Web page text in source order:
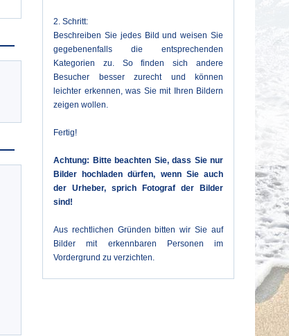
2. Schritt:
Beschreiben Sie jedes Bild und weisen Sie
gegebenenfalls die entsprechenden
Kategorien zu. So finden sich andere
Besucher besser zurecht und können
leichter erkennen, was Sie mit Ihren Bildern
zeigen wollen.
Fertig!
Achtung: Bitte beachten Sie, dass Sie nur
Bilder hochladen dürfen, wenn Sie auch
der Urheber, sprich Fotograf der Bilder
sind!
Aus rechtlichen Gründen bitten wir Sie auf
Bilder mit erkennbaren Personen im
Vordergrund zu verzichten.